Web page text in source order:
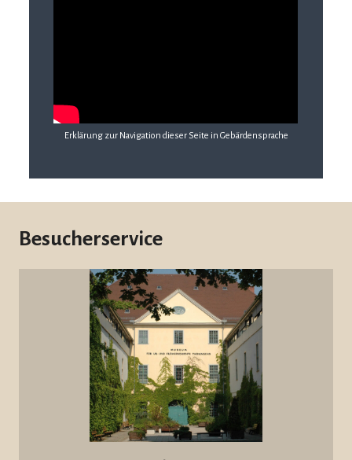
Erklärung zur Navigation dieser Seite in Gebärdensprache
Besucherservice